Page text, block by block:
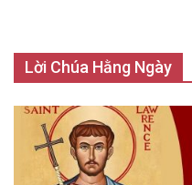
Lời Chúa Hằng Ngày